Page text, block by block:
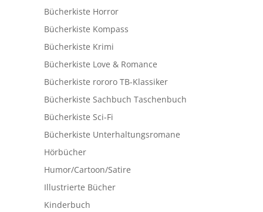
Bücherkiste Horror
Bücherkiste Kompass
Bücherkiste Krimi
Bücherkiste Love & Romance
Bücherkiste rororo TB-Klassiker
Bücherkiste Sachbuch Taschenbuch
Bücherkiste Sci-Fi
Bücherkiste Unterhaltungsromane
Hörbücher
Humor/Cartoon/Satire
Illustrierte Bücher
Kinderbuch